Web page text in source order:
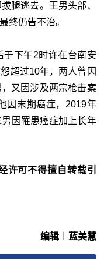
腿逃去。王男头部、
终仍告不治。
于下午2时许在台南安
超过10年，两人曾因
又因涉及两宗枪击案
因末期癌症，2019年
因罹患癌症加上长年
许可不得擅自转载引
编辑︱蓝美慧